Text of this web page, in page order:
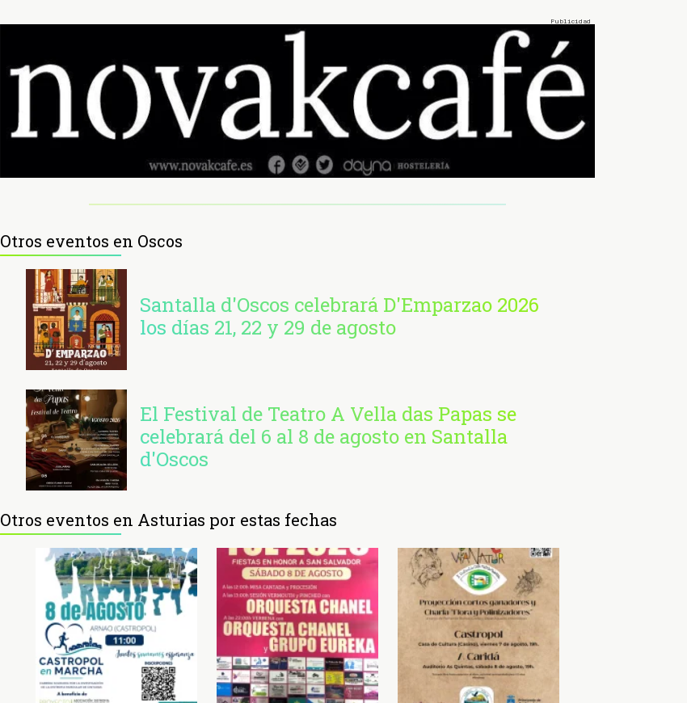
Otros eventos en Oscos
Santalla d'Oscos celebrará D'Emparzao 2026
los días 21, 22 y 29 de agosto
El Festival de Teatro A Vella das Papas se
celebrará del 6 al 8 de agosto en Santalla
d'Oscos
Otros eventos en Asturias por estas fechas